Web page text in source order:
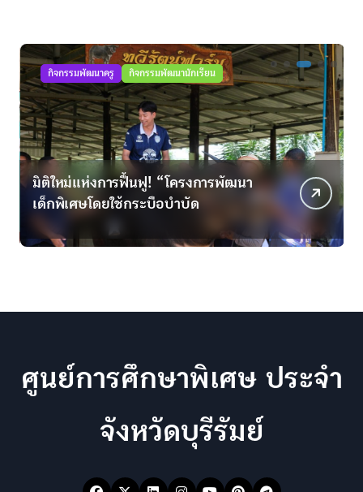
กิจกรรมพัฒนาครู กิจกรรมพัฒนานักเรียน
มิติใหม่แห่งการฟื้นฟู! “โครงการพัฒนา
เด็กพิเศษโดยใช้กระบือบำบัด
ศูนย์การศึกษาพิเศษ ประจำ
จังหวัดบุรีรัมย์